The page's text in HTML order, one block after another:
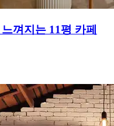
껴지는 11평 카페